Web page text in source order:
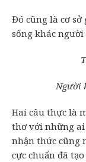
Đó cũng là cơ
sống khác
Người
Hai câu thực là
thơ với những
nhận thức cũng
cực chuẩn đã